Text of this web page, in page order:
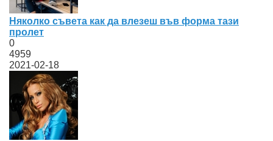
Няколко съвета как да влезеш във форма тази
пролет
0
4959
2021-02-18